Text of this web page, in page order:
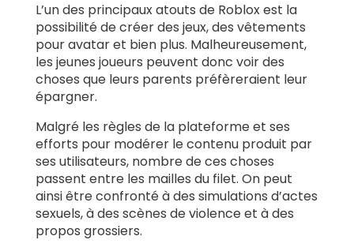
L’un des principaux atouts de Roblox est la
possibilité de créer des jeux, des vêtements
pour avatar et bien plus. Malheureusement,
les jeunes joueurs peuvent donc voir des
choses que leurs parents préfèreraient leur
épargner.
Malgré les règles de la plateforme et ses
efforts pour modérer le contenu produit par
ses utilisateurs, nombre de ces choses
passent entre les mailles du filet. On peut
ainsi être confronté à des simulations d’actes
sexuels, à des scènes de violence et à des
propos grossiers.